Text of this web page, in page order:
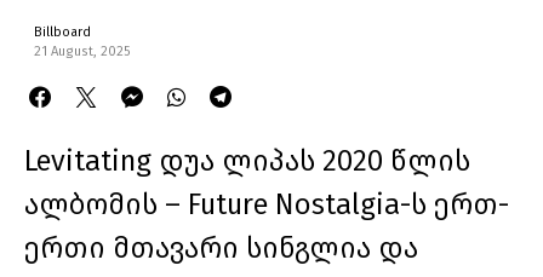
Billboard
21 August, 2025
Levitating დუა ლიპას 2020 წლის
ალბომის – Future Nostalgia-ს ერთ-
ერთი მთავარი სინგლია და